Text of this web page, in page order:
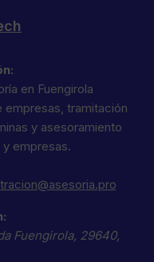
en Fuengirola
tramitación
y asesoramiento
y empresas.
Fuengirola, 29640,